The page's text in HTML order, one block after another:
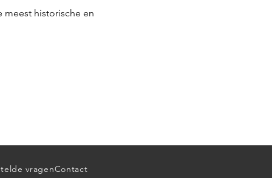
meest historische en
vragenContact